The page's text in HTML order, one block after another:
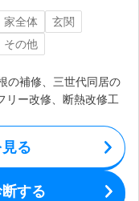
家全体
玄関
その他
の補修、三世代同居の
リー改修、断熱改修工
る
する